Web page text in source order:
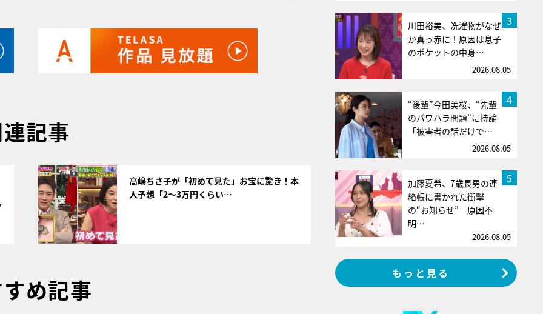
記事
高嶋ちさ子が「初めて見た」お宝に驚き！本
人予想「2～3万円くらい…
め記事
3
川田裕美、洗濯物がなぜ
か真っ赤に！原因は息子
のポケットの中身…
2026.08.05
4
“後輩”今田美桜、“先輩
のパワハラ問題”に持論
「被害者の話だけで…
2026.08.05
5
加藤夏希、7歳長男の連
絡帳に書かれた衝撃
の“お知らせ” 原因不
明…
2026.08.05
もっと見る